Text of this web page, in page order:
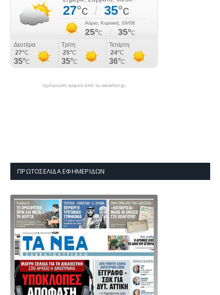
πρόγνωση καιρού από το weather.gr
ΠΡΩΤΟΣΈΛΙΔΑ ΕΦΗΜΕΡΊΔΩΝ